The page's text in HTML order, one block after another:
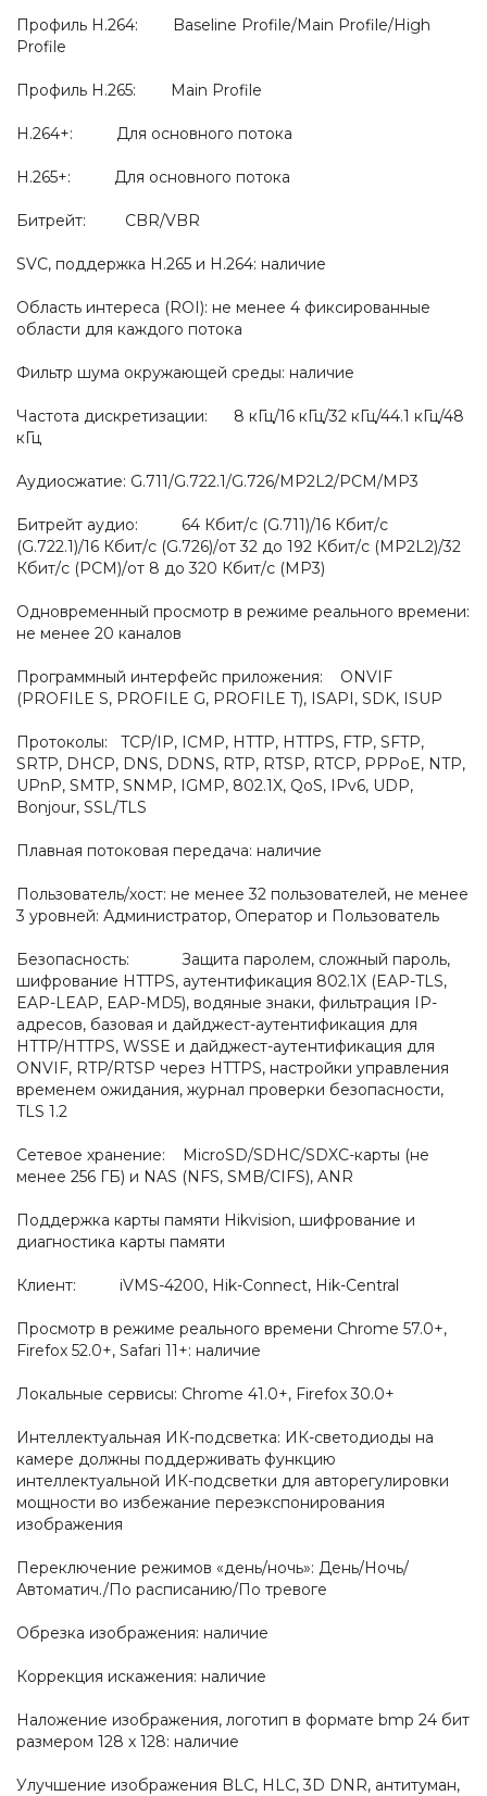
Профиль H.264: Baseline Profile/Main Profile/High
Profile
Профиль H.265: Main Profile
H.264+: Для основного потока
H.265+: Для основного потока
Битрейт: CBR/VBR
SVC, поддержка H.265 и H.264: наличие
Область интереса (ROI): не менее 4 фиксированные
области для каждого потока
Фильтр шума окружающей среды: наличие
Частота дискретизации: 8 кГц/16 кГц/32 кГц/44.1 кГц/48
кГц
Аудиосжатие: G.711/G.722.1/G.726/MP2L2/PCM/MP3
Битрейт аудио: 64 Кбит/с (G.711)/16 Кбит/с
(G.722.1)/16 Кбит/с (G.726)/от 32 до 192 Кбит/с (MP2L2)/32
Кбит/с (PCM)/от 8 до 320 Кбит/с (MP3)
Одновременный просмотр в режиме реального времени:
не менее 20 каналов
Программный интерфейс приложения: ONVIF
(PROFILE S, PROFILE G, PROFILE T), ISAPI, SDK, ISUP
Протоколы: TCP/IP, ICMP, HTTP, HTTPS, FTP, SFTP,
SRTP, DHCP, DNS, DDNS, RTP, RTSP, RTCP, PPPoE, NTP,
UPnP, SMTP, SNMP, IGMP, 802.1X, QoS, IPv6, UDP,
Bonjour, SSL/TLS
Плавная потоковая передача: наличие
Пользователь/хост: не менее 32 пользователей, не менее
3 уровней: Администратор, Оператор и Пользователь
Безопасность: Защита паролем, сложный пароль,
шифрование HTTPS, аутентификация 802.1X (EAP-TLS,
EAP-LEAP, EAP-MD5), водяные знаки, фильтрация IP-
адресов, базовая и дайджест-аутентификация для
HTTP/HTTPS, WSSE и дайджест-аутентификация для
ONVIF, RTP/RTSP через HTTPS, настройки управления
временем ожидания, журнал проверки безопасности,
TLS 1.2
Сетевое хранение: MicroSD/SDHC/SDXC-карты (не
менее 256 ГБ) и NAS (NFS, SMB/CIFS), ANR
Поддержка карты памяти Hikvision, шифрование и
диагностика карты памяти
Клиент: iVMS-4200, Hik-Connect, Hik-Central
Просмотр в режиме реального времени Chrome 57.0+,
Firefox 52.0+, Safari 11+: наличие
Локальные сервисы: Chrome 41.0+, Firefox 30.0+
Интеллектуальная ИК-подсветка: ИК-светодиоды на
камере должны поддерживать функцию
интеллектуальной ИК-подсветки для авторегулировки
мощности во избежание переэкспонирования
изображения
Переключение режимов «день/ночь»: День/Ночь/
Автоматич./По расписанию/По тревоге
Обрезка изображения: наличие
Коррекция искажения: наличие
Наложение изображения, логотип в формате bmp 24 бит
размером 128 х 128: наличие
Улучшение изображения BLC, HLC, 3D DNR, антитуман,